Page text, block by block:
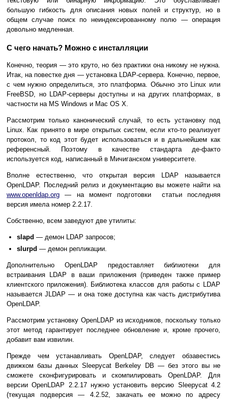
большую гибкость для описания новых полей и структур, но в
общем случае поиск по неиндексированному полю — операция
довольно медленная.
С чего начать? Можно с инсталляции
Конечно, теория — это круто, но без практики она никому не нужна.
Итак, на повестке дня — установка LDAP-сервера. Конечно, первое,
с чем нужно определиться, это платформа. Обычно это Linux или
FreeBSD, но LDAP-серверы доступны и на других платформах, в
частности на MS Windows и Mac OS X.
Рассмотрим только канонический случай, то есть установку под
Linux. Как принято в мире открытых систем, если кто-то реализует
протокол, то код этот будет использоваться и в дальнейшем как
референсный. Поэтому в качестве стандарта де-факто
используется код, написанный в Мичиганском университете.
Вполне естественно, что открытая версия LDAP называется
OpenLDAP. Последний релиз и документацию вы можете найти на
www.openldap.org — на момент подготовки статьи последняя
версия имела номер 2.2.17.
Собственно, всем заведуют две утилиты:
slapd — демон LDAP запросов;
slurpd — демон репликации.
Дополнительно OpenLDAP предоставляет библиотеки для
встраивания LDAP в ваши приложения (приведен также пример
клиентского приложения). Библиотека классов для работы с LDAP
называется JLDAP — и она тоже доступна как часть дистрибутива
OpenLDAP.
Рассмотрим установку OpenLDAP из исходников, поскольку только
этот метод гарантирует последнее обновление и, кроме прочего,
добавит вам извилин.
Прежде чем устанавливать OpenLDAP, следует обзавестись
движком базы данных Sleepycat Berkeley DB — без этого вы не
сможете сконфигурировать и скомпилировать OpenLDAP. Для
версии OpenLDAP 2.2.17 нужно установить версию Sleepycat 4.2
(текущая подверсия — 4.2.52, закачать ее можно по адресу